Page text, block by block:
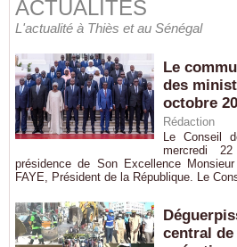
ACTUALITÉS
L'actualité à Thiès et au Sénégal
Le
des
octobre
Rédaction
Le Conseil
mercredi
présidence de Son Excellence
FAYE, Président de la République. Le
central